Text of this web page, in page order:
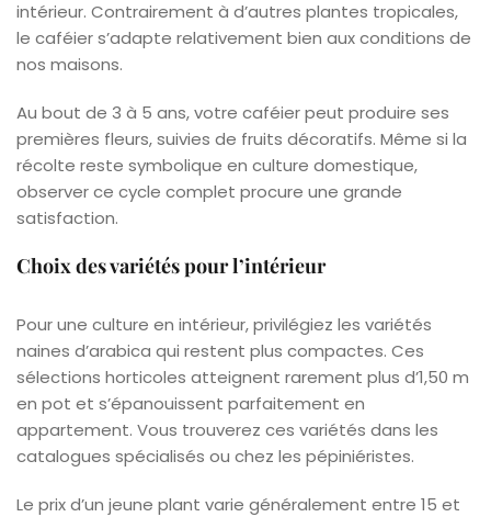
intérieur. Contrairement à d’autres plantes tropicales,
le caféier s’adapte relativement bien aux conditions de
nos maisons.
Au bout de 3 à 5 ans, votre caféier peut produire ses
premières fleurs, suivies de fruits décoratifs. Même si la
récolte reste symbolique en culture domestique,
observer ce cycle complet procure une grande
satisfaction.
Choix des variétés pour l’intérieur
Pour une culture en intérieur, privilégiez les variétés
naines d’arabica qui restent plus compactes. Ces
sélections horticoles atteignent rarement plus d’1,50 m
en pot et s’épanouissent parfaitement en
appartement. Vous trouverez ces variétés dans les
catalogues spécialisés ou chez les pépiniéristes.
Le prix d’un jeune plant varie généralement entre 15 et